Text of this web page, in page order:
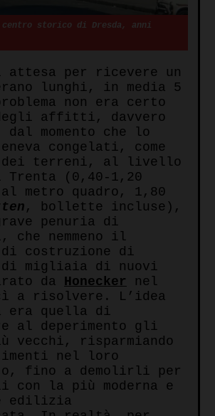
centro storico di Dresda, anni
per ricevere un
lunghi, in media 5
non era certo
affitti, davvero
momento che lo
congelati, come
dei terreni, al livello
Trenta (0,40-1,20
metro quadro, 1,80
, bollette incluse),
penuria di
che nemmeno il
di costruzione di
migliaia di nuovi
da Honecker nel
a risolvere. L’idea
era quella di
al deperimento gli
vecchi, risparmiando
nel loro
fino a demolirli per
la più moderna e
edilizia